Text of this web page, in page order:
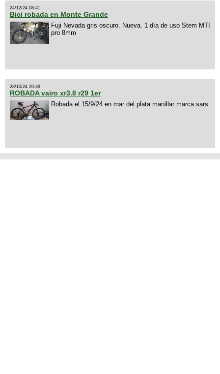
24/12/24 08:41
Bici robada en Monte Grande
Fuji Nevada gris oscuro. Nueva. 1 día de uso Stem MTI
pro 8mm
28/10/24 20:39
ROBADA vairo xr3.8 r29 1er
Robada el 15/9/24 en mar del plata manillar marca sars